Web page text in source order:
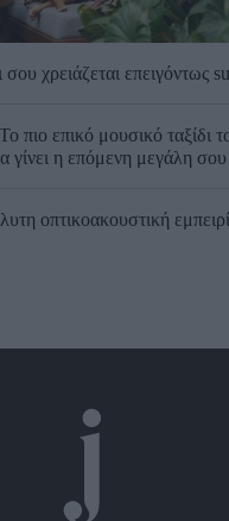
σου χρειάζεται επειγόντως
πιο επικό μουσικό ταξίδι
γίνει η επόμενη μεγάλη σου
οπτικοακουστική